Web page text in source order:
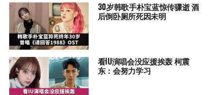
30岁韩歌手朴宝蓝惊传骤逝 酒
后倒卧厕所死因未明
看IU演唱会没应援挨轰 柯震
东：会努力学习